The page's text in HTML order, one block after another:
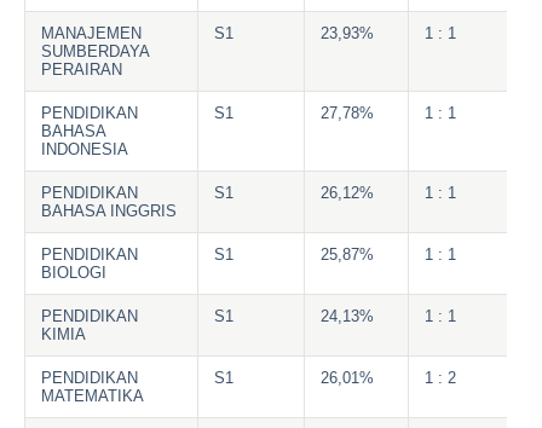
MANAJEMEN
SUMBERDAYA
PERAIRAN
S1 23,93% 1 : 1
PENDIDIKAN
BAHASA
INDONESIA
S1 27,78% 1 : 1
PENDIDIKAN
BAHASA INGGRIS
S1 26,12% 1 : 1
PENDIDIKAN
BIOLOGI
S1 25,87% 1 : 1
PENDIDIKAN
KIMIA
S1 24,13% 1 : 1
PENDIDIKAN
MATEMATIKA
S1 26,01% 1 : 2